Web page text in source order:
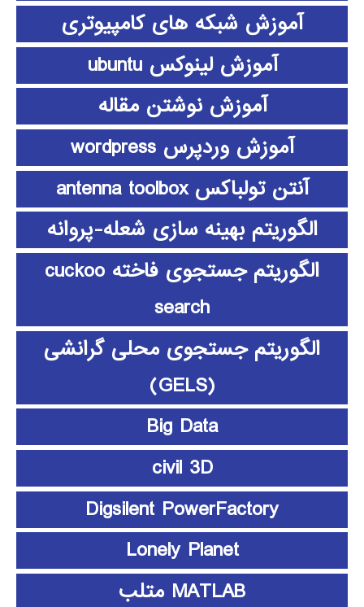
آموزش شبکه های کامپیوتری
آموزش لینوکس ubuntu
آموزش نوشتن مقاله
آموزش وردپرس wordpress
آنتن تولباکس antenna toolbox
الگوریتم بهینه سازی شعله-پروانه
الگوریتم جستجوی فاخته cuckoo
search
الگوریتم جستجوی محلی گرانشی
(GELS)
Big Data
civil 3D
Digsilent PowerFactory
Lonely Planet
MATLAB متلب